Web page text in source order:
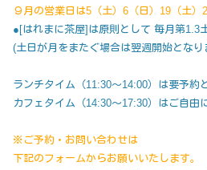
９月の営業日は5（土）6（日）19（土）
●[はれまに茶屋]は原則として 毎月第1.3
(土日が月をまたぐ場合は翌週開始となり
ランチタイム（11:30～14:00）は要予約
カフェタイム（14:30～17:30）はご自由
※ご予約・お問い合わせは
下記のフォームからお願いいたします。